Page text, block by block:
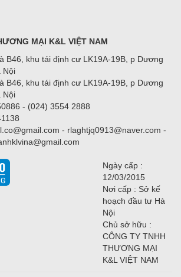
MẠI K&L VIỆT NAM
B46, khu tái định cư LK19A-19B, p Dương
Nội
B46, khu tái định cư LK19A-19B, p Dương
Nội
- (024) 3554 2888
- rlaghtjq0913@naver.com -
Ngày cấp :
12/03/2015
Nơi cấp : Sở kế
hoạch đầu tư Hà
Nội
Chủ sở hữu :
CÔNG TY TNHH
THƯƠNG MẠI
K&L VIỆT NAM